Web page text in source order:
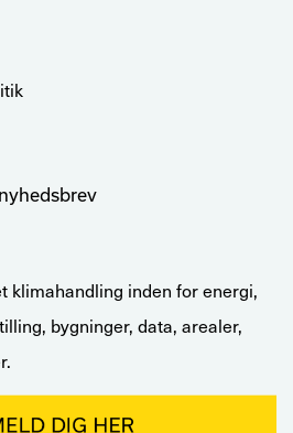
klimahandling inden for energi,
bygninger, data, arealer,